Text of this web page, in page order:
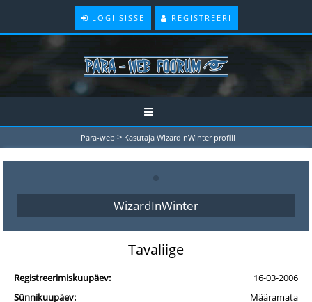
LOGI SISSE REGISTREERI
Para-web > Kasutaja WizardInWinter profiil
WizardInWinter
Tavaliige
Registreerimiskuupäev:
16-03-2006
Sünnikuupäev:
Määramata